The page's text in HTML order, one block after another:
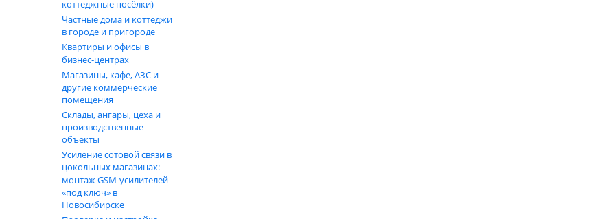
коттеджные посёлки)
Частные дома и коттеджи
в городе и пригороде
Квартиры и офисы в
бизнес‑центрах
Магазины, кафе, АЗС и
другие коммерческие
помещения
Склады, ангары, цеха и
производственные
объекты
Усиление сотовой связи в
цокольных магазинах:
монтаж GSM‑усилителей
«под ключ» в
Новосибирске